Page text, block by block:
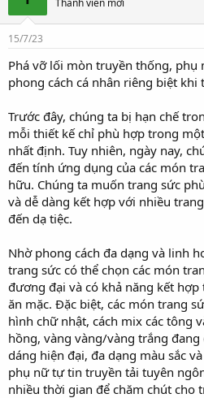
Thành viên mới
15/7/23
Phá vỡ lối mòn truyền thống,
phong cách cá nhân riêng biệt khi
Trước đây, chúng ta bị hạn chế
mỗi thiết kế chỉ phù hợp trong
nhất định. Tuy nhiên, ngày nay,
đến tính ứng dụng của các món
hữu. Chúng ta muốn trang sức
và dễ dàng kết hợp với nhiều
đến dạ tiệc.
Nhờ phong cách đa dạng và linh
trang sức có thể chọn các món
đương đại và có khả năng kết
ăn mặc. Đặc biệt, các món trang
hình chữ nhật, cách mix các tông
hồng, vàng vàng/vàng trắng
dáng hiện đại, đa dạng màu sắc
phụ nữ tự tin truyền tải tuyên
nhiều thời gian để chăm chút cho